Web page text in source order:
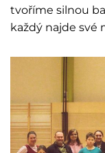
tvoříme silnou
každý najde své